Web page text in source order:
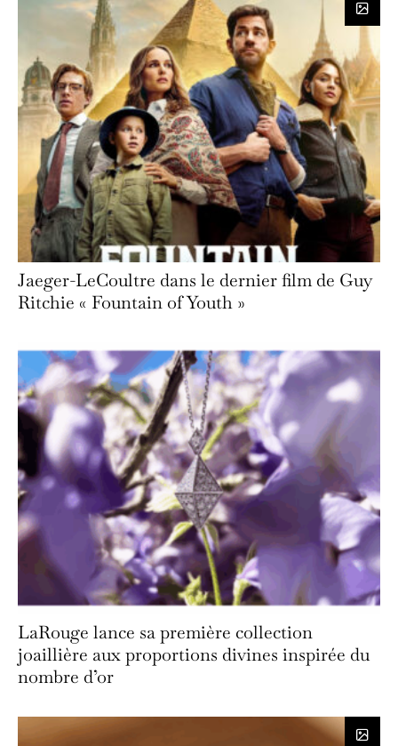
Jaeger-LeCoultre dans le dernier film de Guy
Ritchie « Fountain of Youth »
LaRouge lance sa première collection
joaillière aux proportions divines inspirée du
nombre d’or